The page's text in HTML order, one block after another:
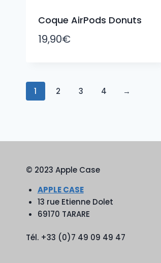
Coque AirPods Donuts
19,90€
1 2 3 4 →
© 2023 Apple Case
APPLE CASE
13 rue Etienne Dolet
69170 TARARE
Tél. +33 (0)7 49 09 49 47